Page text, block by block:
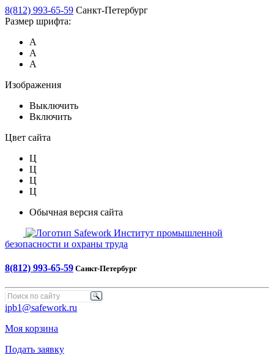
8(812) 993-65-59 Санкт-Петербург
Размер шрифта:
А
А
А
Изображения
Выключить
Включить
Цвет сайта
Ц
Ц
Ц
Ц
Обычная версия сайта
Safework Институт промышленной
безопасности и охраны труда
8(812) 993-65-59 Санкт-Петербург
ipb1@safework.ru
Моя корзина
Подать заявку